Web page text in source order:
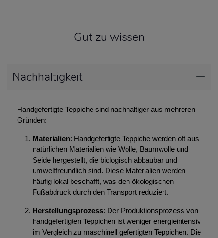
Gut zu wissen
Nachhaltigkeit
Handgefertigte Teppiche sind nachhaltiger aus mehreren
Gründen:
Materialien: Handgefertigte Teppiche werden oft aus
natürlichen Materialien wie Wolle, Baumwolle und
Seide hergestellt, die biologisch abbaubar und
umweltfreundlich sind. Diese Materialien werden
häufig lokal beschafft, was den ökologischen
Fußabdruck durch den Transport reduziert.
Herstellungsprozess: Der Produktionsprozess von
handgefertigten Teppichen ist weniger energieintensiv
im Vergleich zu maschinell gefertigten Teppichen. Die